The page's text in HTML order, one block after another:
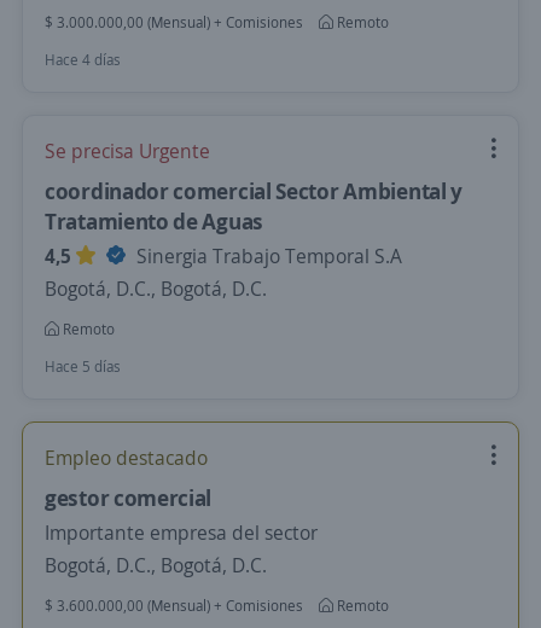
$ 3.000.000,00 (Mensual) + Comisiones
Remoto
Hace 4 días
Se precisa Urgente
coordinador comercial Sector Ambiental y
Tratamiento de Aguas
4,5
Sinergia Trabajo Temporal S.A
Bogotá, D.C., Bogotá, D.C.
Remoto
Hace 5 días
Empleo destacado
gestor comercial
Importante empresa del sector
Bogotá, D.C., Bogotá, D.C.
$ 3.600.000,00 (Mensual) + Comisiones
Remoto